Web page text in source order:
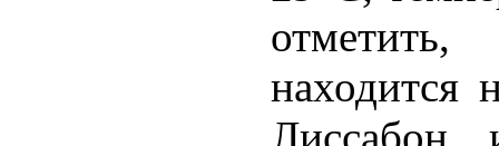
находится
Лиссабон